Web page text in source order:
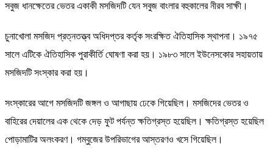
সবুজ ধানক্ষেতের ভেতর একাকী মসজিদটি যেন সবুজ বাংলার বহুকালের নীরব সাক্ষী।
চুনাখোলা মসজিদ প্রত্নতত্ত্ব অধিদপ্তর কর্তৃক সংরক্ষিত ঐতিহাসিক স্থাপনা। ১৯৭৫
সালে এটিকে ঐতিহাসিক পুরাকীর্তি ঘোষণা করা হয়। ১৯৮৩ সালে ইউনেসকোর সহায়তায়
মসজিদটি সংস্কার করা হয়।
সংস্কারের আগে মসজিদটি জঙ্গল ও আগাছায় ঢেকে গিয়েছিল। মসজিদের ভেতর ও
বাহিরের দেয়ালের এক থেকে দেড় ফুট পর্যন্ত ক্ষতিগ্রস্ত হয়েছিল। ক্ষতিগ্রস্ত হয়েছিল
পোড়ামাটির অলংকরণ। গম্বুজের উপরিভাগের আস্তরণও খসে গিয়েছিল।